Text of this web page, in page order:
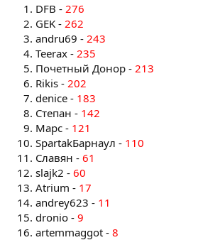
DFB - 276
GEK - 262
andru69 - 243
Teerax - 235
Почетный Донор - 213
Rikis - 202
denice - 183
Степан - 142
Марс - 121
SpartakБарнаул - 110
Славян - 61
slajk2 - 60
Atrium - 17
andrey623 - 11
dronio - 9
artemmaggot - 8